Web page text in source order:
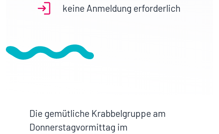
keine Anmeldung erforderlich
Die gemütliche Krabbelgruppe am
Donnerstagvormittag im